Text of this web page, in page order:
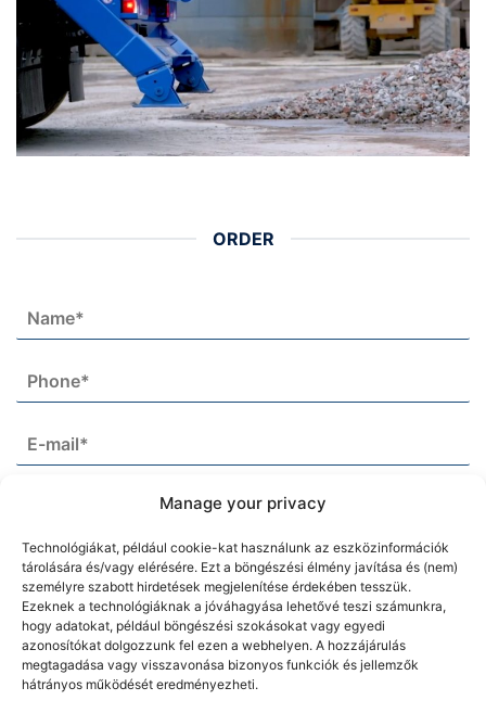
Manage your privacy
Technológiákat, például cookie-kat használunk az eszközinformációk
tárolására és/vagy elérésére. Ezt a böngészési élmény javítása és (nem)
személyre szabott hirdetések megjelenítése érdekében tesszük.
Ezeknek a technológiáknak a jóváhagyása lehetővé teszi számunkra,
hogy adatokat, például böngészési szokásokat vagy egyedi
azonosítókat dolgozzunk fel ezen a webhelyen. A hozzájárulás
megtagadása vagy visszavonása bizonyos funkciók és jellemzők
hátrányos működését eredményezheti.
ORDER
Where would you like the container delivered?
(Please provide an exact address!)
What size container would you like?